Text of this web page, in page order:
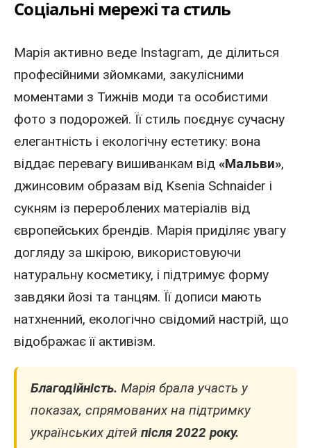
Соціальні мережі та стиль
Марія активно веде Instagram, де ділиться
професійними зйомками, закулісними
моментами з Тижнів моди та особистими
фото з подорожей. Її стиль поєднує сучасну
елегантність і екологічну естетику: вона
віддає перевагу вишиванкам від «Мальви»,
джинсовим образам від Ksenia Schnaider і
сукням із перероблених матеріалів від
європейських брендів. Марія приділяє увагу
догляду за шкірою, використовуючи
натуральну косметику, і підтримує форму
завдяки йозі та танцям. Її дописи мають
натхненний, екологічно свідомий настрій, що
відображає її активізм.
Благодійність. Марія брала участь у
показах, спрямованих на підтримку
українських дітей після 2022 року.